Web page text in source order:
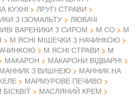
КУХНІ
ЛРУГІ СТРАВИ
З ІЗОМАЛЬТУ
ЛЮВАЧІ
ВАРЕНИКИ З СИРОМ М СО
М
М ЯСНІ МІШЕЧКИ З НАЧИНКОЮ
М ЯСНІ СТРАВИ
М
МАКАРОН
МАКАРОНИ ВІДВАРНІ
МАННИК З ВИШНЕЮ
МАННИК НА
МАРМУРОВЕ ПЕЧИВО
МАСЛЯНИЙ КРЕМ